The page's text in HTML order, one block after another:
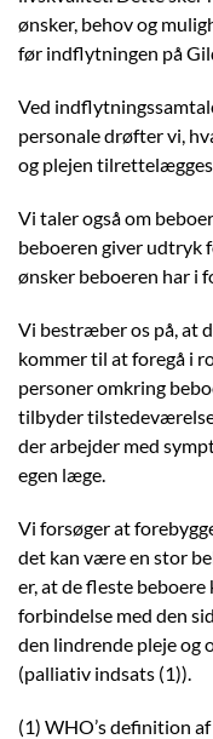
ønsker, behov og
før indflytningen på
Ved
personale drøfter vi,
og plejen
Vi taler også om
beboeren giver udtryk
ønsker beboeren har i
Vi bestræber os på, at
kommer til at foregå i
personer omkring
tilbyder
der arbejder med
egen læge.
Vi forsøger at
det kan være en stor
er, at de fleste
forbindelse med den
den lindrende pleje og
(palliativ indsats (1)).
(1) WHO’s definition